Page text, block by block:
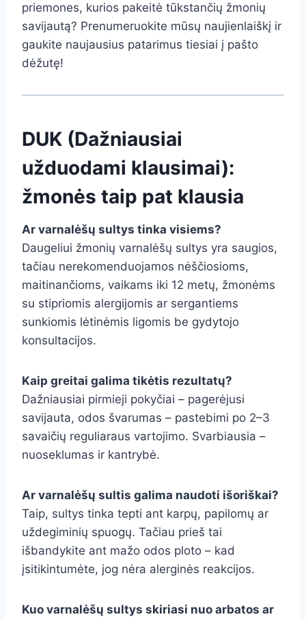
priemones, kurios pakeitė tūkstančių žmonių
savijautą? Prenumeruokite mūsų naujienlaiškį ir
gaukite naujausius patarimus tiesiai į pašto
dėžutę!
DUK (Dažniausiai
užduodami klausimai):
žmonės taip pat klausia
Ar varnalėšų sultys tinka visiems?
Daugeliui žmonių varnalėšų sultys yra saugios,
tačiau nerekomenduojamos nėščiosioms,
maitinančioms, vaikams iki 12 metų, žmonėms
su stipriomis alergijomis ar sergantiems
sunkiomis lėtinėmis ligomis be gydytojo
konsultacijos.
Kaip greitai galima tikėtis rezultatų?
Dažniausiai pirmieji pokyčiai – pagerėjusi
savijauta, odos švarumas – pastebimi po 2–3
savaičių reguliaraus vartojimo. Svarbiausia –
nuoseklumas ir kantrybė.
Ar varnalėšų sultis galima naudoti išoriškai?
Taip, sultys tinka tepti ant karpų, papilomų ar
uždegiminių spuogų. Tačiau prieš tai
išbandykite ant mažo odos ploto – kad
įsitikintumėte, jog nėra alerginės reakcijos.
Kuo varnalėšų sultys skiriasi nuo arbatos ar